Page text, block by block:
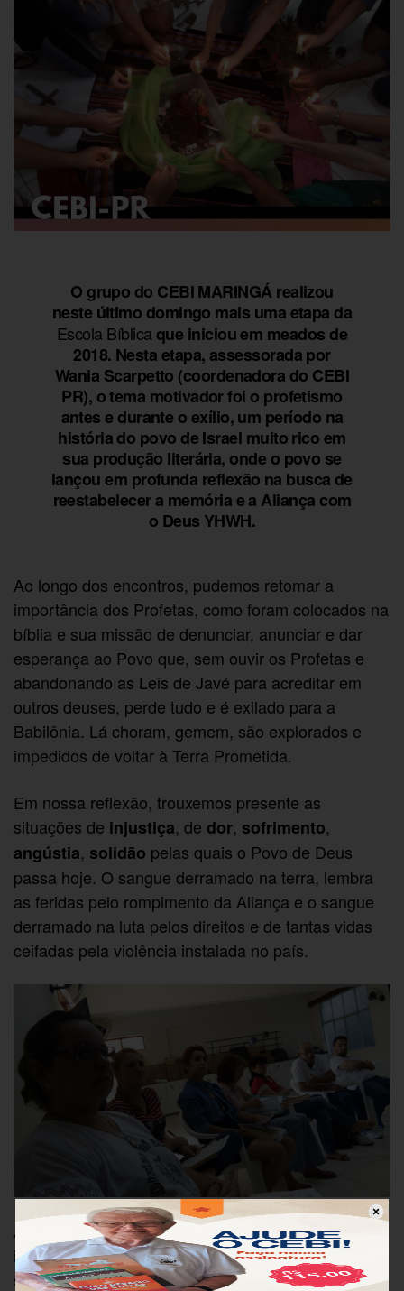
O grupo do CEBI MARINGÁ realizou
neste último domingo mais uma etapa da
Escola Bíblicaque iniciou em meados de
2018. Nesta etapa, assessorada por
Wania Scarpetto (coordenadora do CEBI
PR), o tema motivador foi o profetismo
antes e durante o exílio, um período na
história do povo de Israel muito rico em
sua produção literária, onde o povo se
lançou em profunda reflexão na busca de
reestabelecer a memória e a Aliança com
o Deus YHWH.
Ao longo dos encontros, pudemos retomar a
importância dos Profetas, como foram colocados na
bíblia e sua missão de denunciar, anunciar e dar
esperança ao Povo que, sem ouvir os Profetas e
abandonando as Leis de Javé para acreditar em
outros deuses, perde tudo e é exilado para a
Babilônia. Lá choram, gemem, são explorados e
impedidos de voltar à Terra Prometida.
Em nossa reflexão, trouxemos presente as
situações de injustiça, de dor, sofrimento,
angústia, solidão pelas quais o Povo de Deus
passa hoje. O sangue derramado na terra, lembra
as feridas pelo rompimento da Aliança e o sangue
derramado na luta pelos direitos e de tantas vidas
ceifadas pela violência instalada no país.
Assim, em nosso contexto social, em meio a tantas
injustiças e desesperanças, Javé nos encoraja a
sermos “luzes” e nos dá essa missão de: